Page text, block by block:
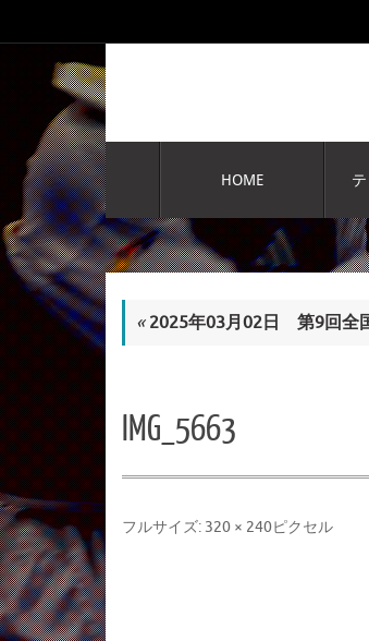
ン
キ
ッ
プ
コ
ン
テ
ン
ツ
へ
ス
キ
ッ
プ
HOME
«2025年03月02日 第9回全
IMG_5663
フルサイズ: 320 × 240ピクセル